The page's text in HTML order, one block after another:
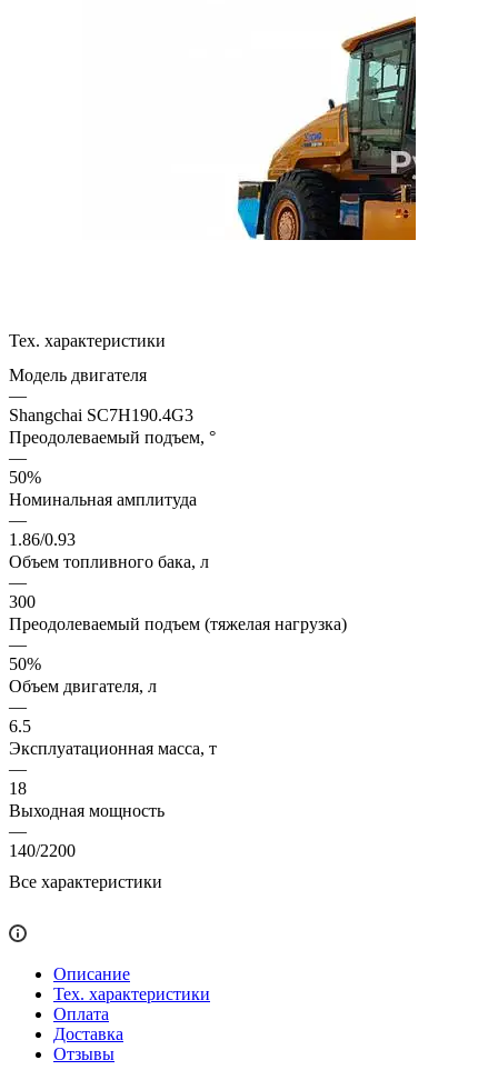
Тех. характеристики
Модель двигателя
—
Shangchai SC7H190.4G3
Преодолеваемый подъем, °
—
50%
Номинальная амплитуда
—
1.86/0.93
Объем топливного бака, л
—
300
Преодолеваемый подъем (тяжелая нагрузка)
—
50%
Объем двигателя, л
—
6.5
Эксплуатационная масса, т
—
18
Выходная мощность
—
140/2200
Все характеристики
Описание
Тех. характеристики
Оплата
Доставка
Отзывы